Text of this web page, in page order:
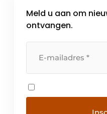
Meld u aan om
ontvangen.